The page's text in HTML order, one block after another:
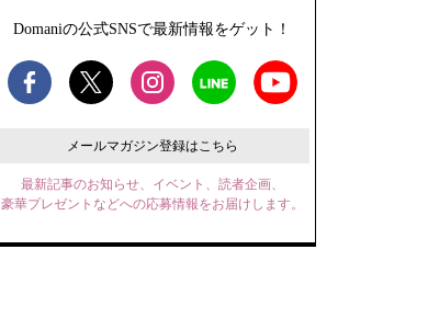
Domaniの公式SNSで最新情報をゲット！
メールマガジン登録はこちら
最新記事のお知らせ、イベント、読者企画、
豪華プレゼントなどへの応募情報をお届けします。